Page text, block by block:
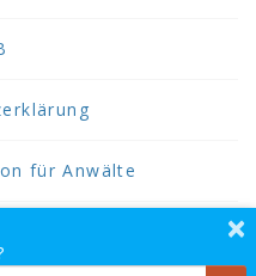
für Anwälte
der ADVOKAT
×